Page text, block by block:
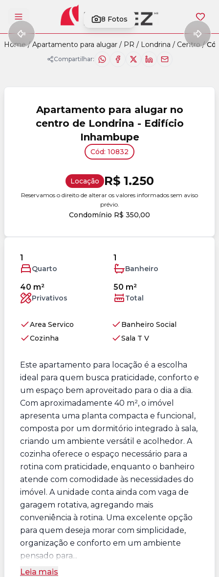
Abrir menu 8 Fotos
Home / Apartamento para alugar / PR / Londrina / Centro /
Compartilhar:
Apartamento para alugar no
centro de Londrina - Edifício
Inhambupe
Cód: 10832
Locação R$ 1.250
Reservamos o direito de alterar os valores informados sem aviso
prévio.
Condomínio R$ 350,00
1
Quarto
1
Banheiro
40 m²
Privativos
50 m²
Total
Area Servico
Banheiro Social
Cozinha
Sala T V
Este apartamento para locação é a escolha
ideal para quem busca praticidade, conforto e
um espaço bem aproveitado para o dia a dia.
Com aproximadamente 40 m², o imóvel
apresenta uma planta compacta e funcional,
composta por um dormitório integrado à sala,
criando um ambiente versátil e acolhedor. A
cozinha oferece o espaço necessário para a
rotina com praticidade, enquanto o banheiro
atende com comodidade às necessidades do
imóvel. A unidade conta ainda com vaga de
garagem rotativa, agregando mais
conveniência à rotina. Uma excelente opção
para quem deseja morar com simplicidade,
organização e conforto em um ambiente
pensado para...
Leia mais